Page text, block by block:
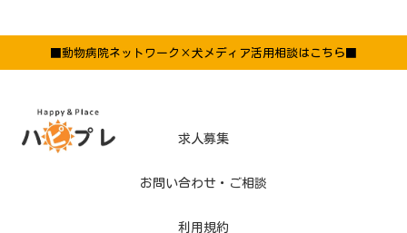
■動物病院ネットワーク×犬メディア活用相談はこちら■
求人募集
お問い合わせ・ご相談
利用規約